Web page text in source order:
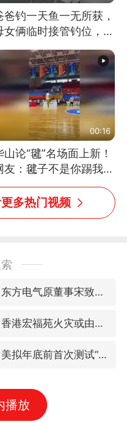
爸钓一天鱼一无所获，
女俩临时接管钓位，用
00:16
山论“毽”名场面上新！
友：毽子不是你踢我
，我踢你捡吗
多热门视频
东方电气原董事宋致远被查
香港宏福苑火灾或由烟头引起
美拟年底前首次测试“金穹”反导系统
播放